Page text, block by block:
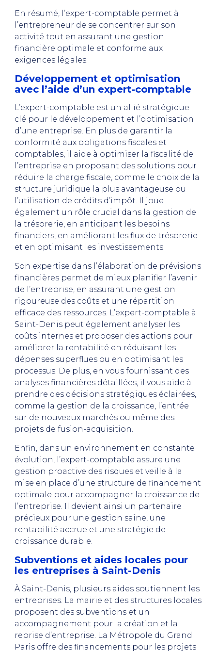
En résumé, l’expert-comptable permet à
l’entrepreneur de se concentrer sur son
activité tout en assurant une gestion
financière optimale et conforme aux
exigences légales.
Développement et optimisation
avec l’aide d’un expert-comptable
L’expert-comptable est un allié stratégique
clé pour le développement et l’optimisation
d’une entreprise. En plus de garantir la
conformité aux obligations fiscales et
comptables, il aide à optimiser la fiscalité de
l’entreprise en proposant des solutions pour
réduire la charge fiscale, comme le choix de la
structure juridique la plus avantageuse ou
l’utilisation de crédits d’impôt. Il joue
également un rôle crucial dans la gestion de
la trésorerie, en anticipant les besoins
financiers, en améliorant les flux de trésorerie
et en optimisant les investissements.
Son expertise dans l’élaboration de prévisions
financières permet de mieux planifier l’avenir
de l’entreprise, en assurant une gestion
rigoureuse des coûts et une répartition
efficace des ressources. L’expert-comptable à
Saint-Denis peut également analyser les
coûts internes et proposer des actions pour
améliorer la rentabilité en réduisant les
dépenses superflues ou en optimisant les
processus. De plus, en vous fournissant des
analyses financières détaillées, il vous aide à
prendre des décisions stratégiques éclairées,
comme la gestion de la croissance, l’entrée
sur de nouveaux marchés ou même des
projets de fusion-acquisition.
Enfin, dans un environnement en constante
évolution, l’expert-comptable assure une
gestion proactive des risques et veille à la
mise en place d’une structure de financement
optimale pour accompagner la croissance de
l’entreprise. Il devient ainsi un partenaire
précieux pour une gestion saine, une
rentabilité accrue et une stratégie de
croissance durable.
Subventions et aides locales pour
les entreprises à Saint-Denis
À Saint-Denis, plusieurs aides soutiennent les
entreprises. La mairie et des structures locales
proposent des subventions et un
accompagnement pour la création et la
reprise d’entreprise. La Métropole du Grand
Paris offre des financements pour les projets